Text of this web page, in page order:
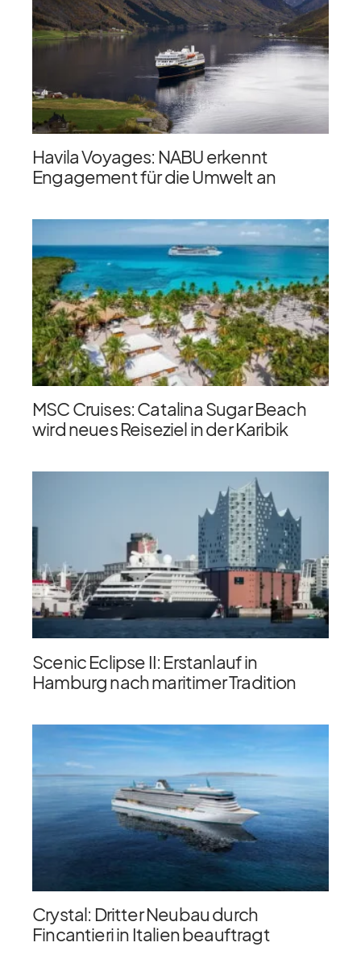
Havila Voyages: NABU erkennt
Engagement für die Umwelt an
MSC Cruises: Catalina Sugar Beach
wird neues Reiseziel in der Karibik
Scenic Eclipse II: Erstanlauf in
Hamburg nach maritimer Tradition
Crystal: Dritter Neubau durch
Fincantieri in Italien beauftragt